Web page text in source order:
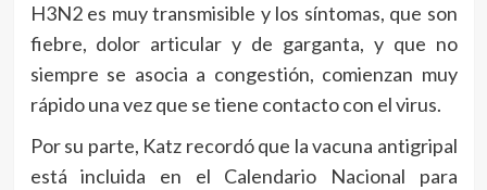
H3N2 es muy transmisible y los síntomas, que son
fiebre, dolor articular y de garganta, y que no
siempre se asocia a congestión, comienzan muy
rápido una vez que se tiene contacto con el virus.
Por su parte, Katz recordó que la vacuna antigripal
está incluida en el Calendario Nacional para